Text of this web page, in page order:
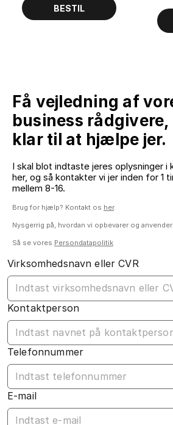
BESTIL
Få vejledning af
business
klar til at hjælpe jer.
I skal blot indtaste jeres oplysninger i
her, og så kontakter vi jer inden for 1
mellem 8-16.
Brug for hjælp? Kontakt os her.
Nysgerrig på, hvordan vi opbevarer og
Så se vores Persondatapolitik
Virksomhedsnavn eller CVR
Kontaktperson
Telefonnummer
E-mail